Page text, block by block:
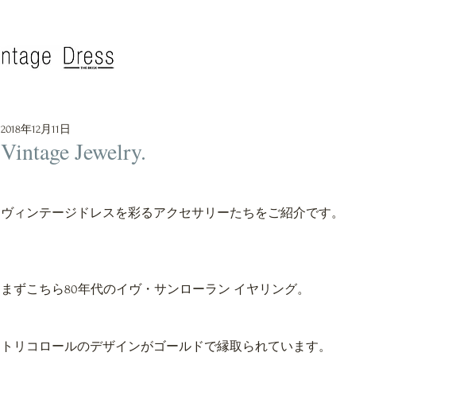
Vintage Jewelry.
2018年12月11日
ヴィンテージドレスを彩るアクセサリーたちをご紹介です。
まずこちら80年代のイヴ・サンローラン イヤリング。
トリコロールのデザインがゴールドで縁取られています。